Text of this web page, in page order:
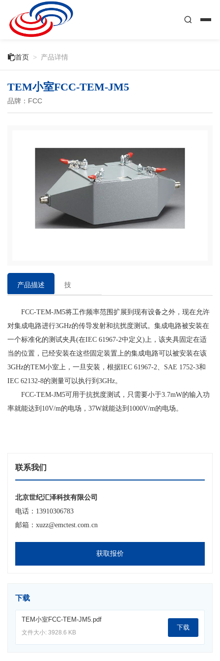
首页 > 产品详情
TEM小室FCC-TEM-JM5
品牌：FCC
产品描述
技
参
数
FCC-TEM-JM5将工作频率范围扩展到现有设备之外，现在允许
对集成电路进行3GHz的传导发射和抗扰度测试。集成电路被安装在
一个标准化的测试夹具(在IEC 61967-2中定义)上，该夹具固定在适
当的位置，已经安装在这些固定装置上的集成电路可以被安装在该
3GHz的TEM小室上，一旦安装，根据IEC 61967-2、SAE 1752-3和
IEC 62132-8的测量可以执行到3GHz。
FCC-TEM-JM5可用于抗扰度测试，只需要小于3.7mW的输入功
率就能达到10V/m的电场，37W就能达到1000V/m的电场。
联系我们
北京世纪汇泽科技有限公司
电话：13910306783
邮箱：xuzz@emctest.com.cn
获取报价
下载
TEM小室FCC-TEM-JM5.pdf
文件大小: 3928.6 KB
下载